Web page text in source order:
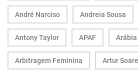
André Narciso Andreia Sousa
Antony Taylor APAF
Arbitragem Feminina Artur